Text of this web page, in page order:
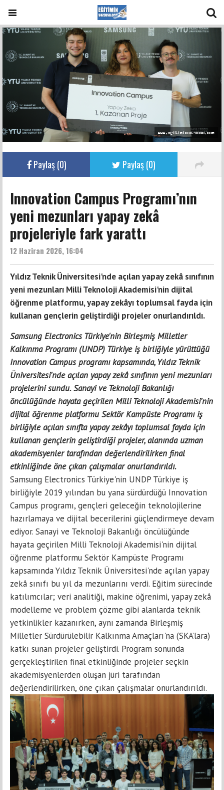
Paylaş (0) Paylaş (0)
Innovation Campus Programı’nın
yeni mezunları yapay zekâ
projeleriyle fark yarattı
12 Haziran 2026, 16:04
Yıldız Teknik Üniversitesi'nde açılan yapay zekâ sınıfının
yeni mezunları Milli Teknoloji Akademisi'nin dijital
öğrenme platformu, yapay zekâyı toplumsal fayda için
kullanan gençlerin geliştirdiği projeler onurlandırıldı.
Samsung Electronics Türkiye'nin Birleşmiş Milletler
Kalkınma Programı (UNDP) Türkiye iş birliğiyle yürüttüğü
Innovation Campus programı kapsamında, Yıldız Teknik
Üniversitesi'nde açılan yapay zekâ sınıfının yeni mezunları
projelerini sundu. Sanayi ve Teknoloji Bakanlığı
öncülüğünde hayata geçirilen Milli Teknoloji Akademisi'nin
dijital öğrenme platformu Sektör Kampüste Programı iş
birliğiyle açılan sınıfta yapay zekâyı toplumsal fayda için
kullanan gençlerin geliştirdiği projeler, alanında uzman
akademisyenler tarafından değerlendirilirken final
etkinliğinde öne çıkan çalışmalar onurlandırıldı.
Samsung Electronics Türkiye'nin UNDP Türkiye iş
birliğiyle 2019 yılından bu yana sürdürdüğü Innovation
Campus programı, gençleri geleceğin teknolojilerine
hazırlamaya ve dijital becerilerini güçlendirmeye devam
ediyor. Sanayi ve Teknoloji Bakanlığı öncülüğünde
hayata geçirilen Milli Teknoloji Akademisi'nin dijital
öğrenme platformu Sektör Kampüste Programı
kapsamında Yıldız Teknik Üniversitesi'nde açılan yapay
zekâ sınıfı bu yıl da mezunlarını verdi. Eğitim sürecinde
katılımcılar; veri analitiği, makine öğrenimi, yapay zekâ
modelleme ve problem çözme gibi alanlarda teknik
yetkinlikler kazanırken, aynı zamanda Birleşmiş
Milletler Sürdürülebilir Kalkınma Amaçları'na (SKA’lara)
katkı sunan projeler geliştirdi. Program sonunda
gerçekleştirilen final etkinliğinde projeler seçkin
akademisyenlerden oluşan jüri tarafından
değerlendirilirken, öne çıkan çalışmalar onurlandırıldı.